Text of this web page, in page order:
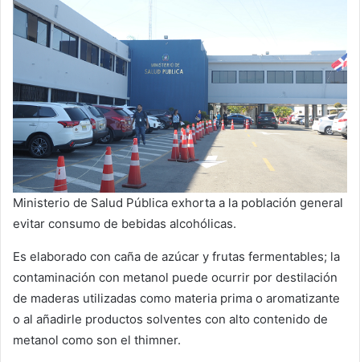
Ministerio de Salud Pública exhorta a la población general
evitar consumo de bebidas alcohólicas.
Es elaborado con caña de azúcar y frutas fermentables; la
contaminación con metanol puede ocurrir por destilación
de maderas utilizadas como materia prima o aromatizante
o al añadirle productos solventes con alto contenido de
metanol como son el thimner.